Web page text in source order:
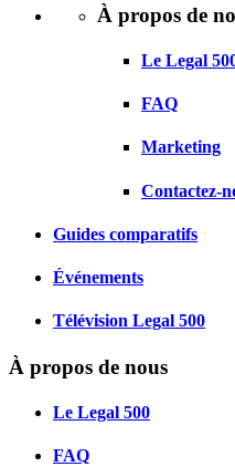
À propos de
Le Legal
FAQ
Marketing
Contactez-
Guides comparatifs
Événements
Télévision Legal 500
À propos de nous
Le Legal 500
FAQ